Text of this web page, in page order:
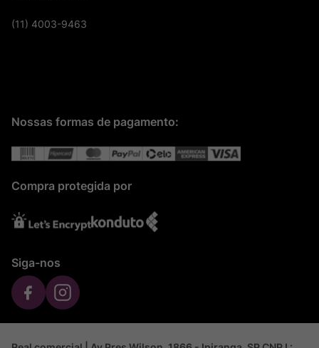
(11) 4003-9463
Nossas formas de pagamento:
Compra protegida por
Siga-nos